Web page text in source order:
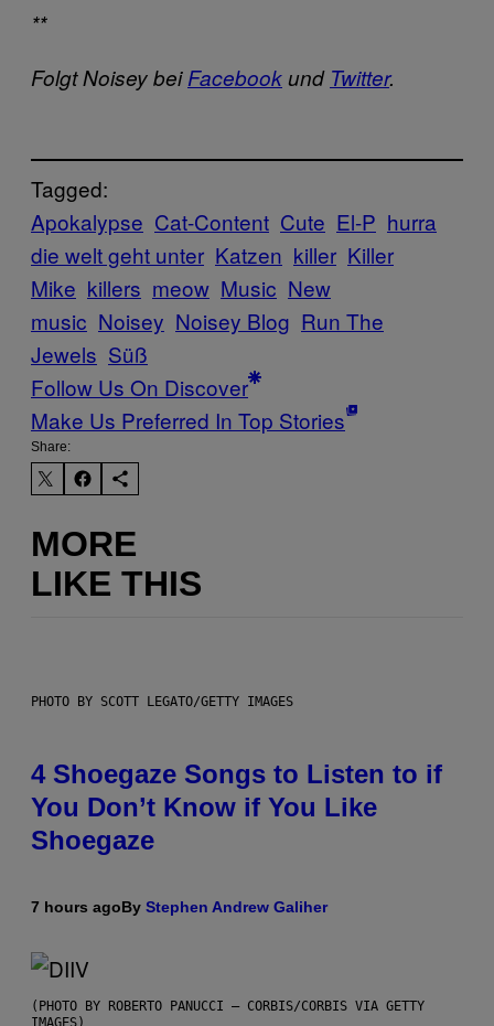
**
Folgt Noisey beiFacebookund Twitter.
Tagged:
Apokalypse Cat-Content Cute El-P hurra
die welt geht unter Katzen killer Killer
Mike killers meow Music New
music Noisey Noisey Blog Run The
Jewels Süß
Follow Us On Discover
Make Us Preferred In Top Stories
Share:
MORE
LIKE THIS
PHOTO BY SCOTT LEGATO/GETTY IMAGES
4 Shoegaze Songs to Listen to if
You Don’t Know if You Like
Shoegaze
7 hours agoBy Stephen Andrew Galiher
(PHOTO BY ROBERTO PANUCCI – CORBIS/CORBIS VIA GETTY
IMAGES)